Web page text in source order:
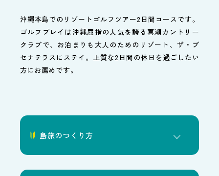
沖縄本島でのリゾートゴルフツアー2日間コースです。
ゴルフプレイは沖縄屈指の人気を誇る喜瀬カントリー
クラブで、お泊まりも大人のためのリゾート、ザ・ブ
セナテラスにステイ。上質な2日間の休日を過ごしたい
方にお薦めです。
島旅のつくり方